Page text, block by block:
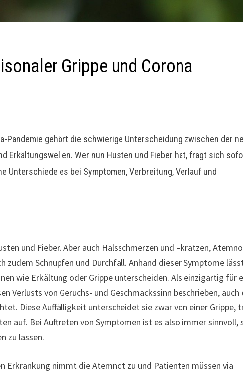
Grippe und Corona
Pandemie gehört die schwierige Unterscheidung zwischen der
Erkältungswellen. Wer nun Husten und Fieber hat, fragt sich
Unterschiede es bei Symptomen, Verbreitung, Verlauf und
und Fieber. Aber auch Halsschmerzen und –kratzen,
zudem Schnupfen und Durchfall. Anhand dieser Symptome
wie Erkältung oder Grippe unterscheiden. Als einzigartig für
Verlusts von Geruchs- und Geschmackssinn beschrieben, auch
Diese Auffälligkeit unterscheidet sie zwar von einer Grippe,
auf. Bei Auftreten von Symptomen ist es also immer sinnvoll,
zu lassen.
Erkrankung nimmt die Atemnot zu und Patienten müssen via